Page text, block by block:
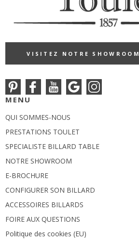
VISITEZ NOTRE SHOWROOM
MENU
QUI SOMMES-NOUS
PRESTATIONS TOULET
SPECIALISTE BILLARD TABLE
NOTRE SHOWROOM
E-BROCHURE
CONFIGURER SON BILLARD
ACCESSOIRES BILLARDS
FOIRE AUX QUESTIONS
Politique des cookies (EU)